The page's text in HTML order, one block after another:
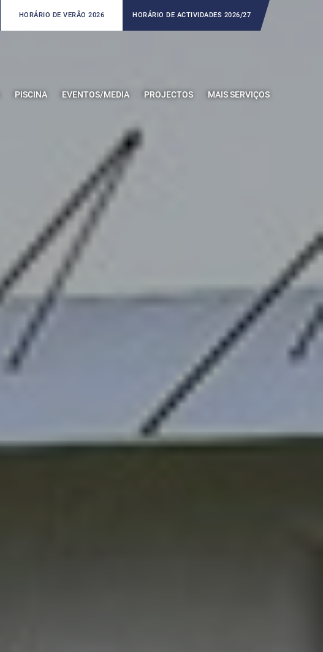
HORÁRIO DE VERÃO 2026 HORÁRIO DE ACTIVIDADES 2026/27
PISCINA EVENTOS/MEDIA PROJECTOS MAIS SERVIÇOS